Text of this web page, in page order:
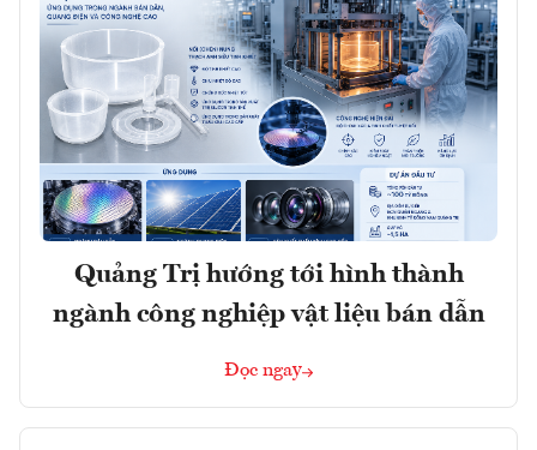
Quảng Trị hướng tới hình thành
ngành công nghiệp vật liệu bán dẫn
Đọc ngay